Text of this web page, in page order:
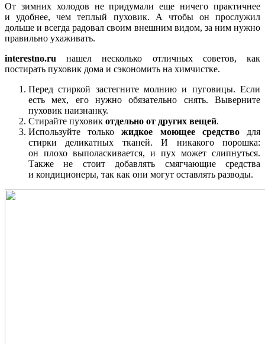
От зимних холодов не придумали еще ничего практичнее
и удобнее, чем теплый пуховик. А чтобы он прослужил
дольше и всегда радовал своим внешним видом, за ним нужно
правильно ухаживать.
interestno.ru нашел несколько отличных советов, как
постирать пуховик дома и сэкономить на химчистке.
Перед стиркой застегните молнию и пуговицы. Если
есть мех, его нужно обязательно снять. Выверните
пуховик наизнанку.
Стирайте пуховик отдельно от других вещей.
Используйте толькожидкое моющее средстводля
стирки деликатных тканей. И никакого порошка:
он плохо выполаскивается, и пух может слипнуться.
Также не стоит добавлять смягчающие средства
и кондиционеры, так как они могут оставлять разводы.